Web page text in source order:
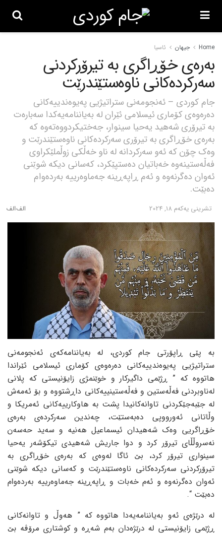
Home جیهان ئاسیا
بەرەی خۆڕاگری بە تیرۆرکردنی
سەرکردەکانی ناوەستێندرێت
جام کوردی – ئەنجومەنی ستراتیژیی پەیوەندییەکانی
دەرەوەی کۆماری ئیسلامی ئێران لە بەیاننامەیەکدا سەبارەت
بە تیرۆری شەهید یەحیا سینوار، جەختیکردووەتەوە کە
بەرەی خۆڕاگری بە تیرۆری سەرکردەکانی ناوەستێندرێت و
وەک چۆن کە ئەو سەرکردانە لە ناو خەڵکی زوڵملێکراوی
فەڵەستینەوە خەباتیان دەستپێکرد، کەسانی دیکە شوێنی
ئەوان دەگرنەوە و ئەم ڕاپەڕینە جەماوەرییە بەردەوام
دەبێت.
تشرینی یه‌كه‌م 18, 2024
بە پێی ڕاپۆرتی جام کوردی، لە بەیاننامەکەی ئەنجومەنی
ستراتیژیی پەیوەندییەکانی دەرەوەی کۆماری ئیسلامی ئێراندا
هاتووە کە ” ڕژێمی داگیرکار و خوێنمژی زایۆنیستی کە پلانی
لەناوبردنی فەڵەستین و فەڵەستینییەکانی داڕشتووە و بۆ ئەمەش
لە جێبەجێکردنی تاوانەکانیدا پشت بە هاوکارییەکانی ئەمریکا و
وڵاتانی ئەورووپی دەبەستێت، چەندین سەرکردەی بەرەی
خۆڕاگریی وەک شەهیدان ئیسماعیل هەنیە و سەید حەسەن
نەسروڵڵای تیرۆر کرد و دوا جاریش شەهیدی تیکۆشەر یەحیا
سینواری تیرۆر کرد، بێ ئاگا لەوەی کە بەرەی خۆڕاگری بە
تیرۆرکردنی سەرکردەکانی ناوەستێندرێت و کەسانی دیکە شوێنی
ئەوان دەگرنەوە و ئەم خەبات و ڕاپەڕینە جەماوەرییە بەردەوام
دەبێت “.
لە درێژەی ئەو بەیاننامەیەدا هاتووە کە ” هەوڵ و تاوانەکانی
ڕژێمی زایۆنیستی لە درێژەدان بەم شەڕە و کوشتاری مرۆڤە بێ